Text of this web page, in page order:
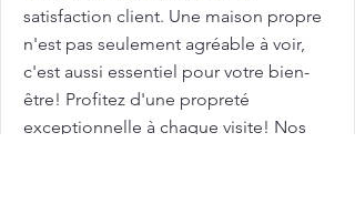
satisfaction client. Une maison propre
n'est pas seulement agréable à voir,
c'est aussi essentiel pour votre bien-
être! Profitez d'une propreté
exceptionnelle à chaque visite! Nos